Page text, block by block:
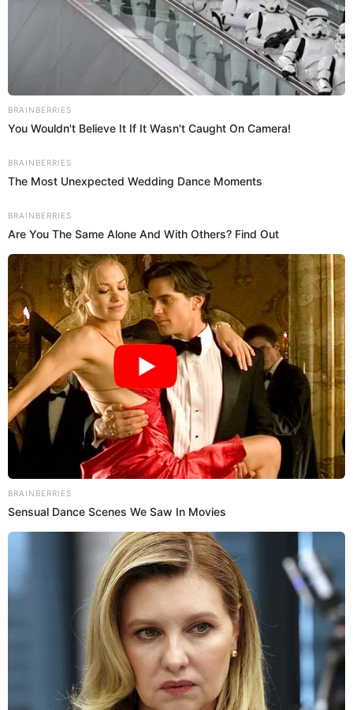
12 Sep 2023 | 13:02 h
Laura Bozzo echa a Belinda y le pide saldar
loca"
cuenta de unas joyas.
23 May 2023 | 17:43 h
¿Quién es Peso Pluma, el mexicano que la rompe
en la música y por qué fue vinculado con
Belinda?
Para muchos su nombre puede ser desconocido, pero Peso Pluma
ha logrado posicionar la música regional mexicana a nivel
Valeria Mendoza
Música Urbana